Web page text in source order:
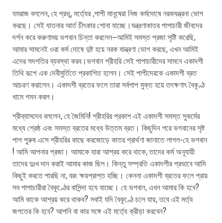
যমরাজ বললেন, হে প্রভু, মর্ত্যের ,পাপী মানূষেরা নিজ কর্মদোষে নরকযন্ত্রনা ভোগ
করছে। সেই যাতনার আর্ত চীৎকার শোনা যাচ্ছে।যন্ত্রণাকাতর পাপাচারী জীবদের
দর্শন করে করুণাময় ভগবান চিন্তা করলেন–আমিই সমস্ত প্রজা সৃষ্টি করেছি,
আমার সামনেই ওরা কর্ম দোষে দুষ্ট হয়ে নরক যান্ত্রণা ভোগ করছে, এখন আমিই
এদের সদগতির ব্যবস্থা করব।ভগবান শ্রীহরি সেই পাপাচারীদের সামনে একাদশী
তিথি রূপে এক দেবীমুর্তিতে প্রকাশিত হলেন। সেই পাপীদেরকে একাদশী ব্রত
আচরণ করালেন। একাদশী ব্রতের ফলে তারা সর্বপাপ মুক্ত হয়ে তৎক্ষণাৎ বৈকূণ্ঠ
ধামে গমন করল।
শ্রীব্যাসদেব বললেন, হে জৈমিনি! শ্রীহরির প্রকাশ এই একাদশী সমস্ত সুকর্মের
মধ্যে শ্রেষ্ঠ এবং সমস্ত ব্রতের মধ্যে উত্তম ব্রত। কিছুদিন পরে ভগবানের সৃষ্ট
পাপ পুরুষ এসে শ্রীহরির কাছে করজোড়ে কাতর প্রার্থণা জানাতে লাগল-হে ভগবান
! আমি আপনার প্রজা। আমাকে যারা আশ্রয় করে থাকে, তাদের কর্ম অনূযায়ী
তাদের দুঃখ দান করাই আমার কাজ ছিল। কিন্তু সম্প্রতি একাদশীর প্রভাবে আমি
কিছুই করতে পারছি না, বরং ক্ষয়প্রাপ্ত হচ্ছি। কেননা একাদশী ব্রতের ফলে প্রায়
সব পাপাচারীরা বৈকূণ্ঠের বাসিন্দা হযে যাচ্ছে। হে ভগবান, এখন আমার কি হবে?
আমি কাকে আশ্রয় করে থাকব? সবাই যদি বৈকূণ্ঠে চলে যায়, তবে এই মর্ত্য
জগতের কি হবে? আপনি বা কার সঙ্গে এই মর্ত্যে ক্রীড়া করবেন?